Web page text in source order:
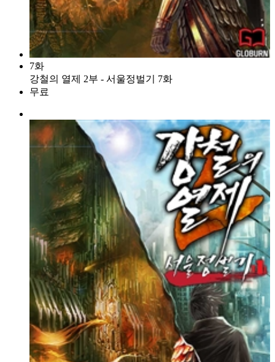
7화
강철의 열제 2부 - 서울정벌기 7화
무료